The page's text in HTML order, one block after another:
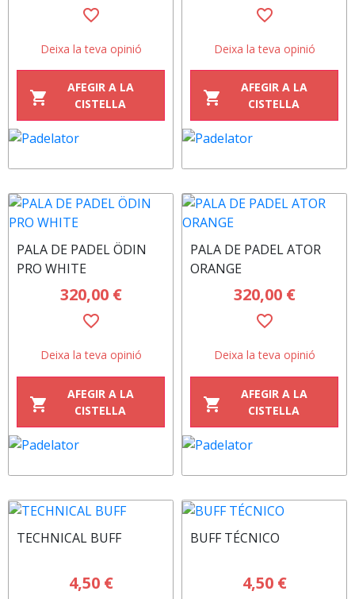
favorite_border
Deixa la teva opinió
shopping_cart
AFEGIR A LA
CISTELLA
favorite_border
Deixa la teva opinió
shopping_cart
AFEGIR A LA
CISTELLA
PALA DE PADEL ÖDIN
PRO WHITE
320,00 €
favorite_border
Deixa la teva opinió
shopping_cart
AFEGIR A LA
CISTELLA
PALA DE PADEL ATOR
ORANGE
320,00 €
favorite_border
Deixa la teva opinió
shopping_cart
AFEGIR A LA
CISTELLA
TECHNICAL BUFF
4,50 €
BUFF TÉCNICO
4,50 €